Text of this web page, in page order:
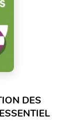
DES